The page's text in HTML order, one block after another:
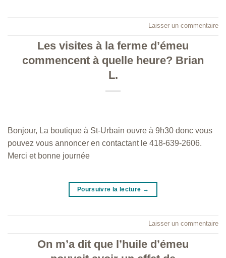
Laisser un commentaire
Les visites à la ferme d’émeu
commencent à quelle heure? Brian
L.
Bonjour, La boutique à St-Urbain ouvre à 9h30 donc vous
pouvez vous annoncer en contactant le 418-639-2606.
Merci et bonne journée
Poursuivre la lecture →
Laisser un commentaire
On m’a dit que l’huile d’émeu